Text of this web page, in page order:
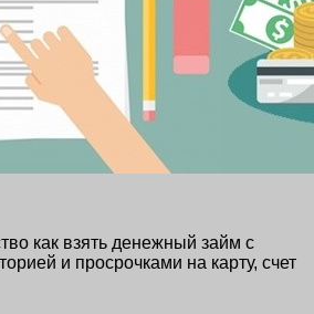
как взять денежный займ с
и просрочками на карту, счет